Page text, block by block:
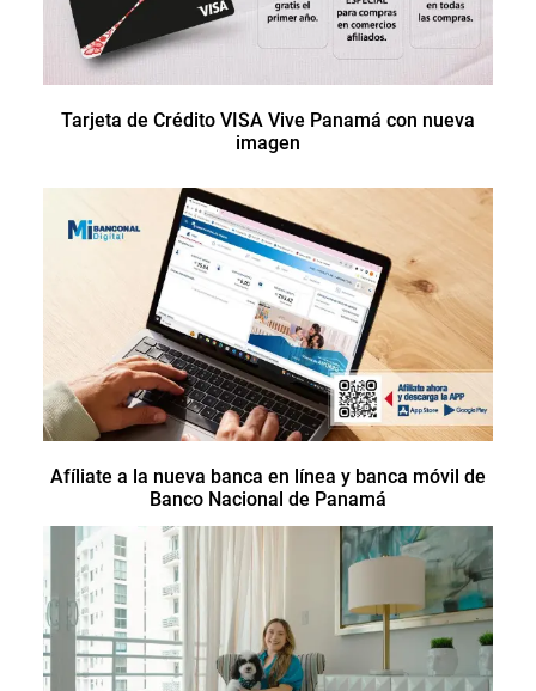
Tarjeta de Crédito VISA Vive Panamá con nueva
imagen
Afíliate a la nueva banca en línea y banca móvil de
Banco Nacional de Panamá